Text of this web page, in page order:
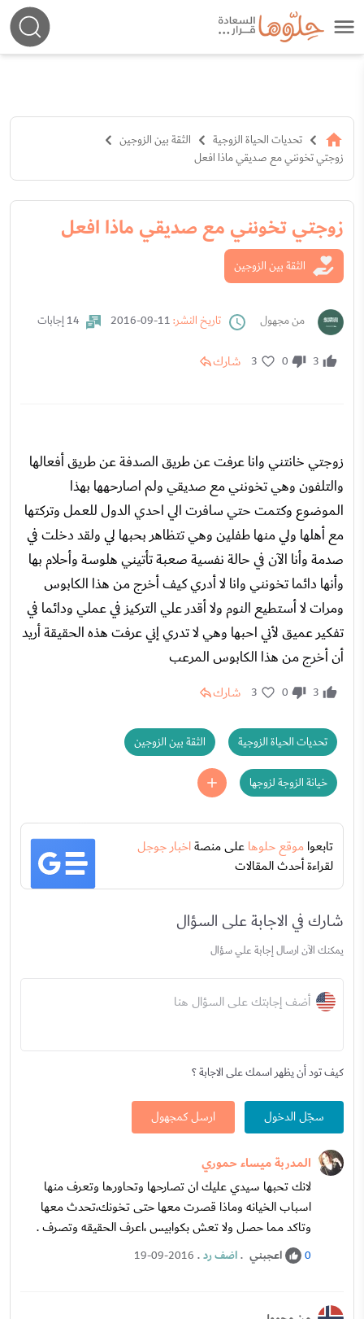
تحديات الحياة الزوجية
الثقة بين الزوجين
زوجتي تخونني مع صديقي ماذا افعل
زوجتي تخونني مع صديقي ماذا افعل
الثقة بين الزوجين
من مجهول تاريخ النشر: 14 إجابات
3
0
3 شارك
زوجتي خانتني وانا عرفت عن طريق الصدفة عن طريق أفعالها
والتلفون وهي تخونني مع صديقي ولم اصارحهها بهذا
الموضوع وكتمت حتي سافرت الي احدي الدول للعمل وتركتها
مع أهلها ولي منها طفلين وهي تتظاهر بحبها لي ولقد دخلت في
صدمة وأنا الآن في حالة نفسية صعبة تأتيني هلوسة وأحلام بها
وأنها دائما تخونني وانا لا أدري كيف أخرج من هذا الكابوس
ومرات لا أستطيع النوم ولا أقدر علي التركيز في عملي ودائما في
تفكير عميق لأني احبها وهي لا تدري إني عرفت هذه الحقيقة أريد
أن أخرج من هذا الكابوس المرعب
3
0
3 شارك
تحديات الحياة الزوجية الثقة بين الزوجين
خيانة الزوجة لزوجها
تابعواموقع حلوهاعلى منصةاخبار جوجل
لقراءة أحدث المقالات
شارك في الاجابة على السؤال
يمكنك الآن ارسال إجابة علي سؤال
أضف إجابتك على السؤال هنا
كيف تود أن يظهر اسمك على الاجابة ؟
سجّل الدخول ارسل كمجهول
المدربة ميساء حموري
لانك تحبها سيدي عليك ان تصارحها وتحاورها وتعرف منها
اسباب الخيانه وماذا قصرت معها حتى تخونك،تحدث معها
وتاكد مما حصل ولا تعش بكوابيس ،اعرف الحقيقه وتصرف .
0 اعجبني .اضف رد.
19-09-2016